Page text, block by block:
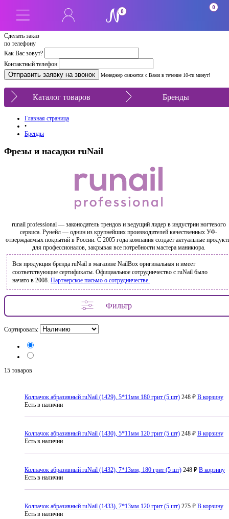
Сделать заказ
по телефону
Как Вас зовут?
Контактный телефон
Менеджер свяжется с Вами в течение 10-ти минут!
0
0
Каталог товаров Бренды
Главная страница
•
Бренды
Фрезы и насадки ruNail
runail professional — законодатель трендов и ведущий лидер в индустрии ногтевого
сервиса. Рунейл — однин из крупнейших производителей качественных УФ-
отверждаемых покрытий в России. С 2005 года компания создаёт актуальные
для профессионалов, закрывая все потребности мастера маникюра.
Вся продукция бренда ruNail в магазине NailBox оригинальная и имеет
соответствующие сертификаты. Официальное сотрудничество с ruNail было
начато в 2008. Партнерское письмо о сотрудничестве.
Фильтр
Сортировать:
15 товаров
Колпачок абразивный ruNail (1429), 5*11мм 180 грит (5 шт) 248 ₽ В корзину
Есть в наличии
Колпачок абразивный ruNail (1430), 5*11мм 120 грит (5 шт) 248 ₽ В корзину
Есть в наличии
Колпачок абразивный ruNail (1432), 7*13мм, 180 грит (5 шт) 248 ₽ В корзину
Есть в наличии
Колпачок абразивный ruNail (1433), 7*13мм 120 грит (5 шт) 275 ₽ В корзину
Есть в наличии